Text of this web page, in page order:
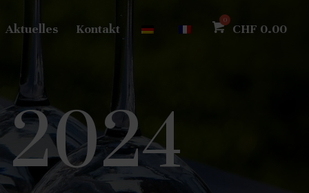
Aktuelles Kontakt CHF 0.00